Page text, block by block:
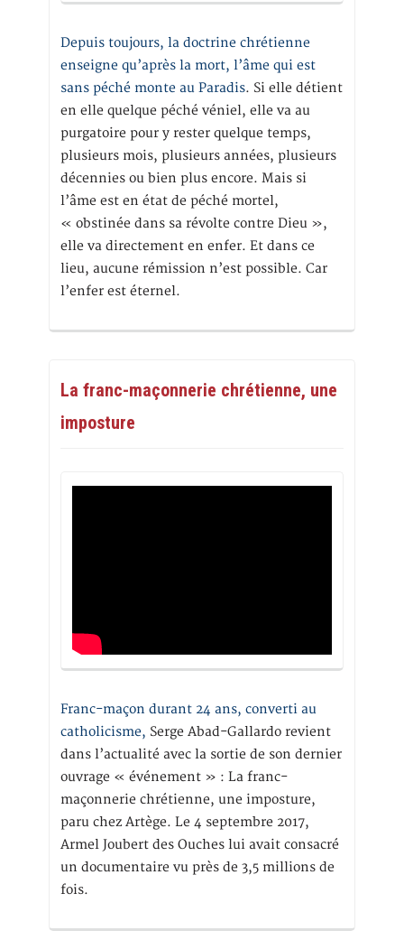
Depuis toujours, la doctrine chrétienne
enseigne qu’après la mort, l’âme qui est
sans péché monte au Paradis. Si elle détient
en elle quelque péché véniel, elle va au
purgatoire pour y rester quelque temps,
plusieurs mois, plusieurs années, plusieurs
décennies ou bien plus encore. Mais si
l’âme est en état de péché mortel,
« obstinée dans sa révolte contre Dieu »,
elle va directement en enfer. Et dans ce
lieu, aucune rémission n’est possible. Car
l’enfer est éternel.
La franc-maçonnerie chrétienne, une
imposture
Franc-maçon durant 24 ans, converti au
catholicisme, Serge Abad-Gallardo revient
dans l’actualité avec la sortie de son dernier
ouvrage « événement » : La franc-
maçonnerie chrétienne, une imposture,
paru chez Artège. Le 4 septembre 2017,
Armel Joubert des Ouches lui avait consacré
un documentaire vu près de 3,5 millions de
fois.